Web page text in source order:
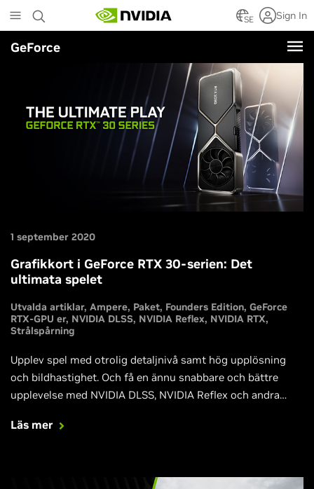
to
main
content
SE Sign In
GeForce
1 september 2020
Grafikkort i GeForce RTX 30-serien: Det
ultimata spelet
Utvalda artiklar Ampere Paket Founders Edition GeForce
RTX-GPU er NVIDIA DLSS NVIDIA Reflex NVIDIA RTX
Strålspårning
Upplev spel med otrolig detaljnivå samt hög upplösning
och bildhastighet. Och få en ännu snabbare och bättre
upplevelse med NVIDIA DLSS, NVIDIA Reflex och andra
Duty: Black Ops Cold War, Cyberpunk 2077, Valorant och
Läs mer